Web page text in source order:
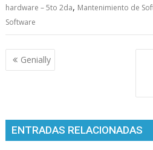
hardware – 5to 2da, Mantenimiento de
Software
Navegación
de
Genially
ENTRADAS RELACIONADAS